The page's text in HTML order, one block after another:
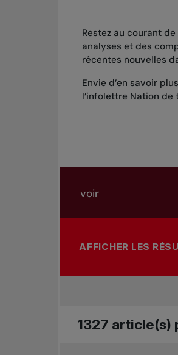
Restez au courant
analyses et des
récentes nouvelles
Envie d’en savoir
l’infolettre Nation de
Rechercher par sujet,
AFFICHER LES
1327